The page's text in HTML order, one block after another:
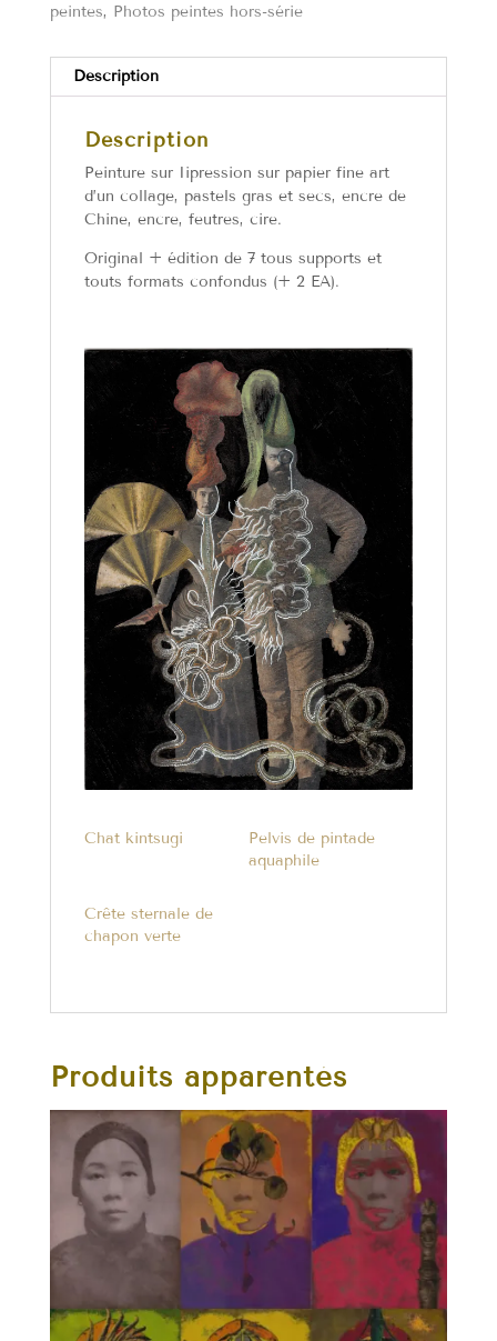
peintes, Photos peintes hors-série
Description
Description
Peinture sur Iipression sur papier fine art
d’un collage, pastels gras et secs, encre de
Chine, encre, feutres, cire.
Original + édition de 7 tous supports et
touts formats confondus (+ 2 EA).
Chat kintsugi
Pelvis de pintade
aquaphile
Crête sternale de
chapon verte
Produits apparentés